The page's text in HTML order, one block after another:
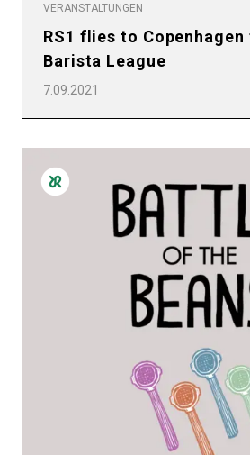
VERANSTALTUNGEN
RS1 flies to
Barista League
7.09.2021